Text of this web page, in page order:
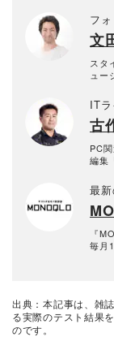
フ
文
スタ
ュー
魅了
トグ
ング
から
IT
古
PC
編集
最
『
毎月
に
中心
出典：本記事は、雑
る実際のテスト結果
のです。